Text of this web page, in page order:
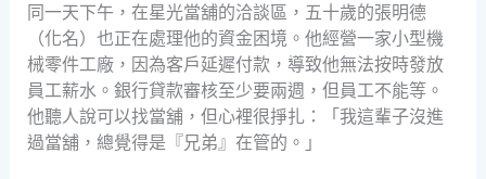
同一天下午，在星光當舖的洽談區，五十歲的張明德
（化名）也正在處理他的資金困境。他經營一家小型機
械零件工廠，因為客戶延遲付款，導致他無法按時發放
員工薪水。銀行貸款審核至少要兩週，但員工不能等。
他聽人說可以找當舖，但心裡很掙扎：「我這輩子沒進
過當舖，總覺得是『兄弟』在管的。」